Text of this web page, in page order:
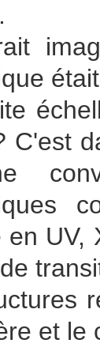
C'est
en UV,
et le